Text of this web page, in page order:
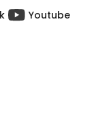
Youtube